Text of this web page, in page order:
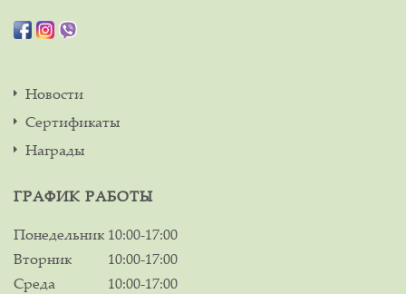
Новости
Сертификаты
Награды
ГРАФИК РАБОТЫ
Понедельник 10:00-17:00
Вторник
10:00-17:00
Среда
10:00-17:00